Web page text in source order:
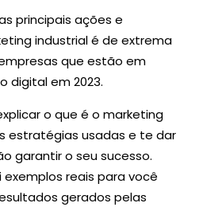
principais ações e
industrial é de extrema
que estão em
digital em 2023.
o que é o marketing
estratégias usadas e te dar
garantir o seu sucesso.
reais para você
gerados pelas